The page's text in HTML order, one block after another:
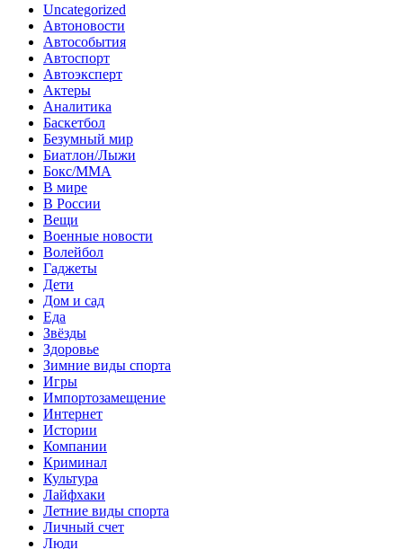
Uncategorized
Автоновости
Автособытия
Автоспорт
Автоэксперт
Актеры
Аналитика
Баскетбол
Безумный мир
Биатлон/Лыжи
Бокс/MMA
В мире
В России
Вещи
Военные новости
Волейбол
Гаджеты
Дети
Дом и сад
Еда
Звёзды
Здоровье
Зимние виды спорта
Игры
Импортозамещение
Интернет
Истории
Компании
Криминал
Культура
Лайфхаки
Летние виды спорта
Личный счет
Люди